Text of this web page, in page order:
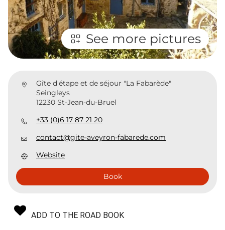
See more pictures
Gîte d'étape et de séjour "La Fabarède"
Seingleys
12230 St-Jean-du-Bruel
+33 (0)6 17 87 21 20
contact@gite-aveyron-fabarede.com
Website
Book
ADD TO THE ROAD BOOK